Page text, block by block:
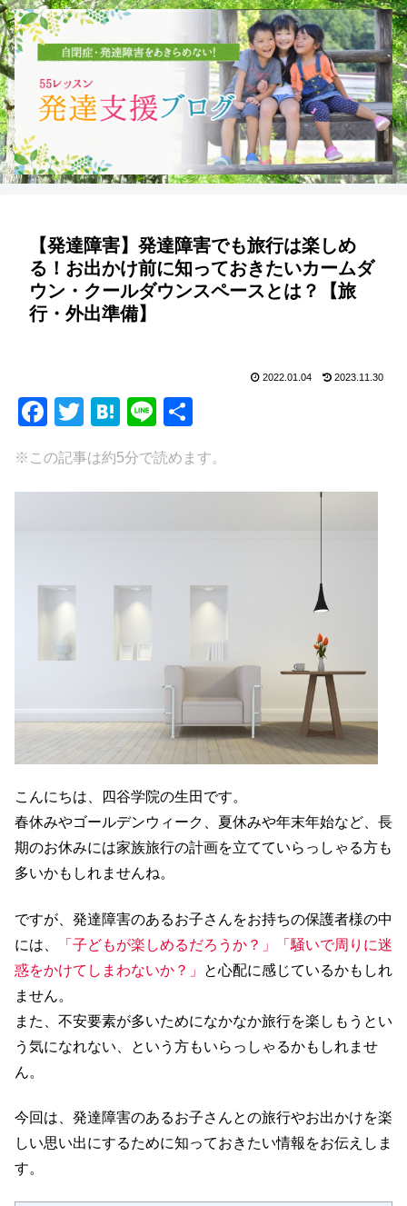
【発達障害】発達障害でも旅行は楽しめ
る！お出かけ前に知っておきたいカームダ
ウン・クールダウンスペースとは？【旅
行・外出準備】
2022.01.04 2023.11.30
F
c
e
o
k
T
tt
er
H
e
n
Li
e
※この記事は約5分で読めます。
こんにちは、四谷学院の生田です。
春休みやゴールデンウィーク、夏休みや年末年始など、長
期のお休みには家族旅行の計画を立てていらっしゃる方も
多いかもしれませんね。
ですが、発達障害のあるお子さんをお持ちの保護者様の中
には、
「子どもが楽しめるだろうか？」「騒いで周りに迷
惑をかけてしまわないか？」
と心配に感じているかもしれ
ません。
また、不安要素が多いためになかなか旅行を楽しもうとい
う気になれない、という方もいらっしゃるかもしれませ
ん。
今回は、発達障害のあるお子さんとの旅行やお出かけを楽
しい思い出にするために知っておきたい情報 をお伝えしま
す。